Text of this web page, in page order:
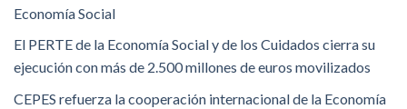
Economía Social
El PERTE de la Economía Social y de los Cuidados cierra su
ejecución con más de 2.500 millones de euros movilizados
CEPES refuerza la cooperación internacional de la Economía